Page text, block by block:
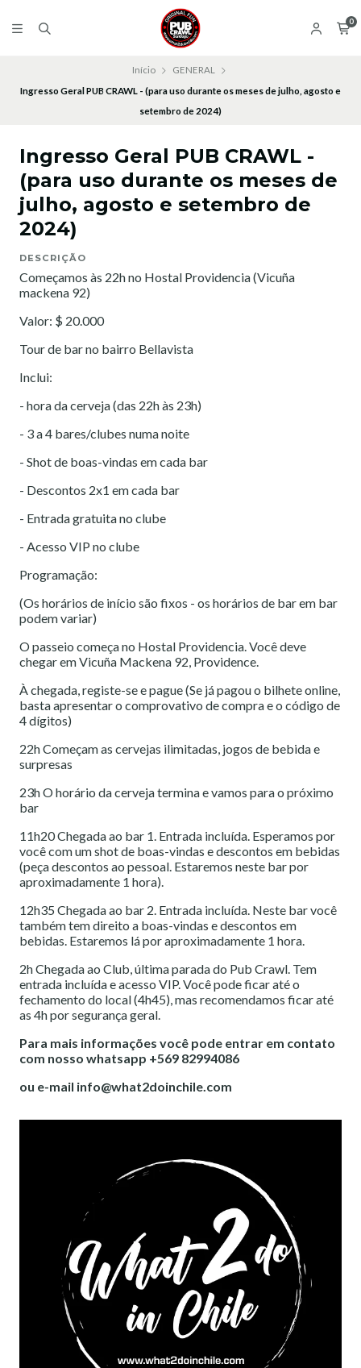
0
Início
GENERAL
Ingresso Geral PUB CRAWL - (para uso durante os meses de julho, agosto e
setembro de 2024)
Ingresso Geral PUB CRAWL -
(para uso durante os meses de
julho, agosto e setembro de
2024)
DESCRIÇÃO
Começamos às 22h no Hostal Providencia (Vicuña
mackena 92)
Valor: $ 20.000
Tour de bar no bairro Bellavista
Inclui:
- hora da cerveja (das 22h às 23h)
- 3 a 4 bares/clubes numa noite
- Shot de boas-vindas em cada bar
- Descontos 2x1 em cada bar
- Entrada gratuita no clube
- Acesso VIP no clube
Programação:
(Os horários de início são fixos - os horários de bar em bar
podem variar)
O passeio começa no Hostal Providencia. Você deve
chegar em Vicuña Mackena 92, Providence.
À chegada, registe-se e pague (Se já pagou o bilhete online,
basta apresentar o comprovativo de compra e o código de
4 dígitos)
22h Começam as cervejas ilimitadas, jogos de bebida e
surpresas
23h O horário da cerveja termina e vamos para o próximo
bar
11h20 Chegada ao bar 1. Entrada incluída. Esperamos por
você com um shot de boas-vindas e descontos em bebidas
(peça descontos ao pessoal. Estaremos neste bar por
aproximadamente 1 hora).
12h35 Chegada ao bar 2. Entrada incluída. Neste bar você
também tem direito a boas-vindas e descontos em
bebidas. Estaremos lá por aproximadamente 1 hora.
2h Chegada ao Club, última parada do Pub Crawl. Tem
entrada incluída e acesso VIP. Você pode ficar até o
fechamento do local (4h45), mas recomendamos ficar até
as 4h por segurança geral.
Para mais informações você pode entrar em contato
com nosso whatsapp +569 82994086
ou e-mail info@what2doinchile.com